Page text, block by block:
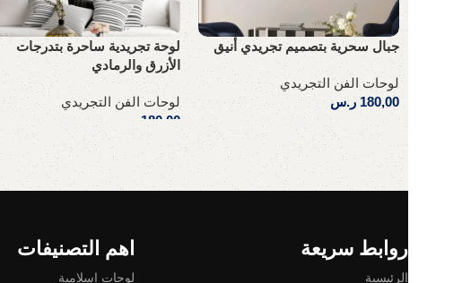
جبال سحرية بتصميم تجريدي أنيق
لوحات الفن التجريدي
180,00 ر.س
إضافة إلى السلة
لوحة تجريدية ساحرة بتدرجات
الأزرق والرمادي
لوحات الفن التجريدي
180,00 ر.س
إضافة إلى السلة
Read More
روابط سريعة
الرئيسية
اهم التصنيفات
لوحات إسلامية